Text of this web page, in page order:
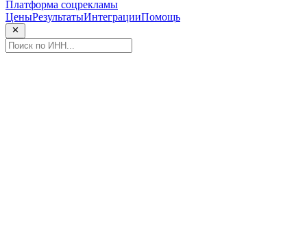
Платформа соцрекламы
ЦеныРезультатыИнтеграцииПомощь